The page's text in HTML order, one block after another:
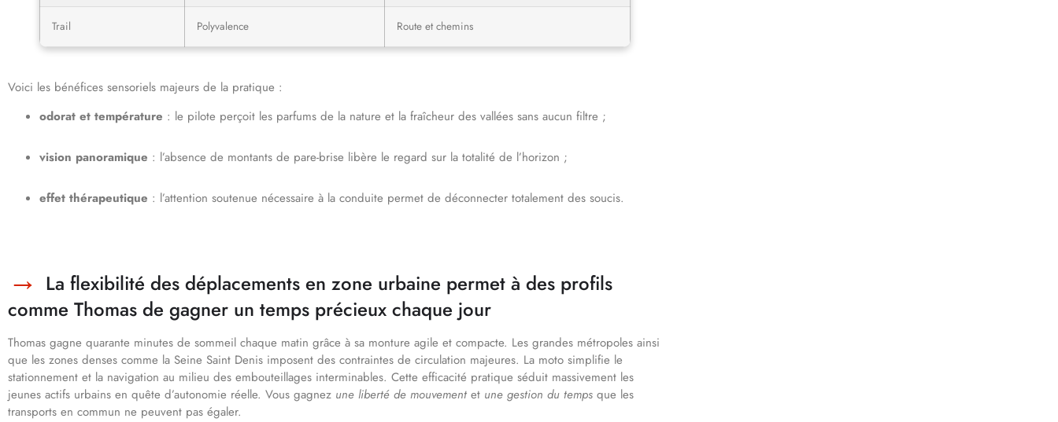
Trail Polyvalence Route et chemins
Voici les bénéfices sensoriels majeurs de la pratique :
odorat et température : le pilote perçoit les parfums de la nature et la fraîcheur des vallées sans aucun filtre ;
vision panoramique : l’absence de montants de pare-brise libère le regard sur la totalité de l’horizon ;
effet thérapeutique : l’attention soutenue nécessaire à la conduite permet de déconnecter totalement des soucis.
La flexibilité des déplacements en zone urbaine permet à des profils
comme Thomas de gagner un temps précieux chaque jour
Thomas gagne quarante minutes de sommeil chaque matin grâce à sa monture agile et compacte. Les grandes métropoles ainsi
que les zones denses comme la Seine Saint Denis imposent des contraintes de circulation majeures. La moto simplifie le
stationnement et la navigation au milieu des embouteillages interminables. Cette efficacité pratique séduit massivement les
jeunes actifs urbains en quête d’autonomie réelle. Vous gagnez une liberté de mouvement et une gestion du temps que les
transports en commun ne peuvent pas égaler.